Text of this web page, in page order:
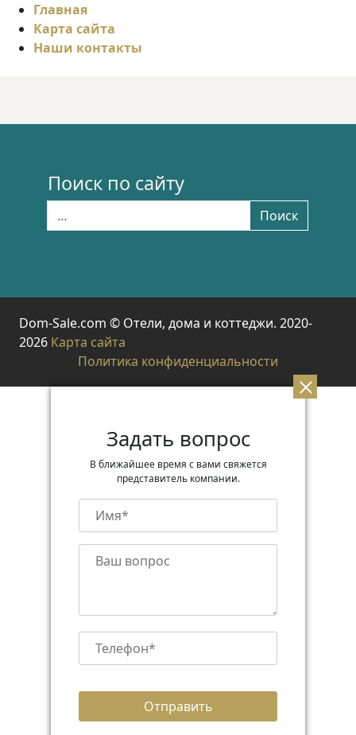
Главная
Карта сайта
Наши контакты
Поиск по сайту
Поиск
Dom-Sale.com © Отели, дома и коттеджи. 2020-
2026 Карта сайта
Политика конфиденциальности
Задать вопрос
В ближайшее время с вами свяжется
представитель компании.